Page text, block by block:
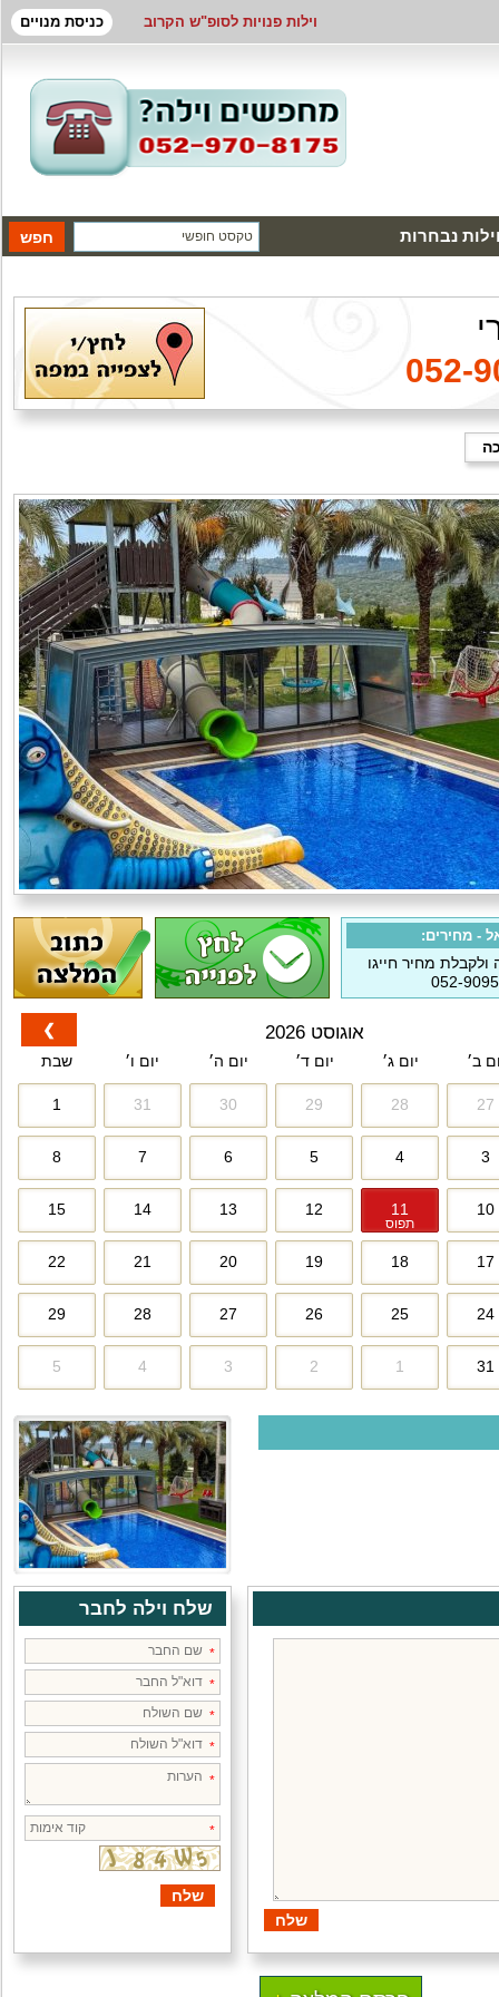
וילות פנויות לסופ"ש הקרוב כניסת מנויים
נבחרות
052-
- מחירים:
מחיר חייגו
052-
אוגוסט 2026
ב׳ יום ג׳ יום ד׳ יום ה׳ יום ו׳ שבת
27
28
29
30
31
1
3
4
5
6
7
8
10
11
תפוס
12
13
14
15
17
18
19
20
21
22
24
25
26
27
28
29
31
1
2
3
4
5
❯
שלח וילה לחבר